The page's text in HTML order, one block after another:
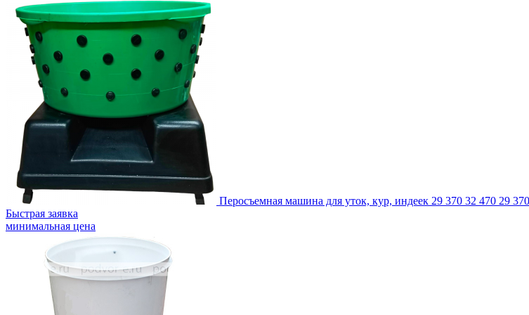
Перосъемная машина для уток, кур, индеек 29 370 32 470 29 370
Быстрая заявка
минимальная цена